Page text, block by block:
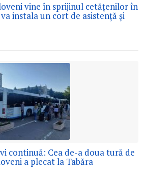
vine în sprijinul cetățenilor în
instala un cort de asistență și
continuă: Cea de-a doua tură de
a plecat la Tabăra